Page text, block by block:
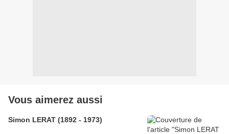
Vous aimerez aussi
Simon LERAT (1892 - 1973)